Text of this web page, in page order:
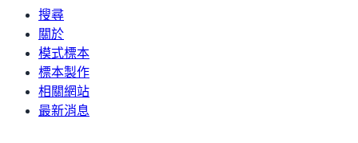
搜尋
關於
模式標本
標本製作
相關網站
最新消息